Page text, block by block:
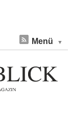
Menü